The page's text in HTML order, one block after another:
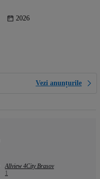
2026
Vezi anunțurile
Allview 4City Brasov
1